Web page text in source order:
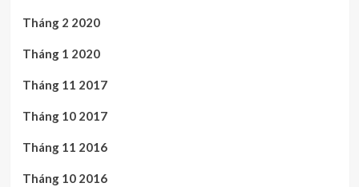
Tháng 2 2020
Tháng 1 2020
Tháng 11 2017
Tháng 10 2017
Tháng 11 2016
Tháng 10 2016